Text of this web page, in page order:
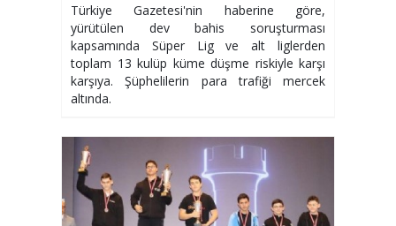
Türkiye Gazetesi'nin haberine göre,
yürütülen dev bahis soruşturması
kapsamında Süper Lig ve alt liglerden
toplam 13 kulüp küme düşme riskiyle karşı
karşıya. Şüphelilerin para trafiği mercek
altında.